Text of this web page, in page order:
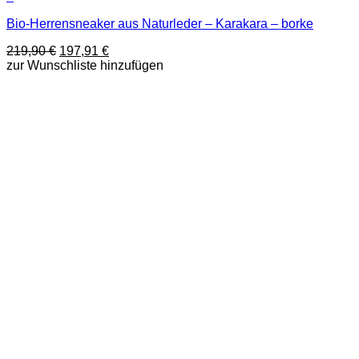
Produkt
mehrere
Varianten
Bio-Herrensneaker aus Naturleder – Karakara – borke
219,90€ Ursprünglicher
Preis
197,91 €Aktueller
Preis
zur Wunschliste hinzufügen